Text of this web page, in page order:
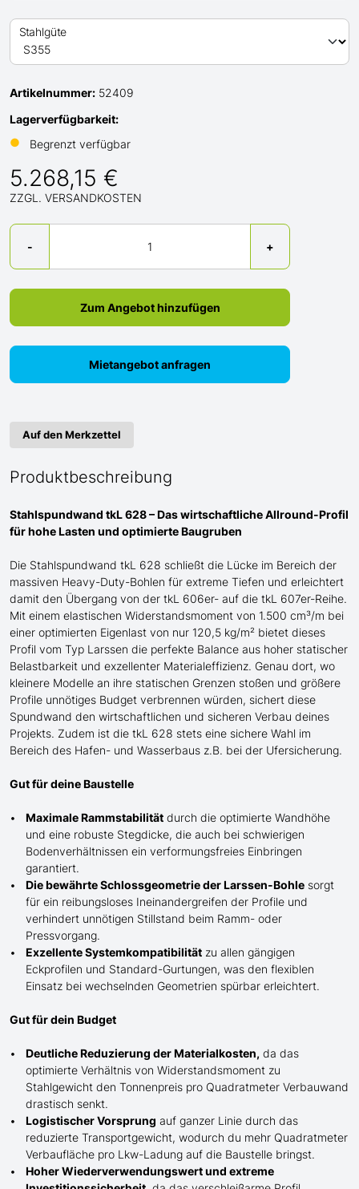
Stahlgüte
Artikelnummer: 52409
Lagerverfügbarkeit:
●
Begrenzt verfügbar
5.268,15 €
ZZGL. VERSANDKOSTEN
-
Menge
+
Zum Angebot hinzufügen
Mietangebot anfragen
Auf den Merkzettel
Produktbeschreibung
Stahlspundwand tkL 628 – Das wirtschaftliche Allround-Profil
fürhoheLasten und optimierte Baugruben
Die Stahlspundwand tkL 628 schließt die Lücke im Bereich der
massiven Heavy-Duty-Bohlen für extreme Tiefen und erleichtert
damit den Übergang von der tkL 606er- auf die tkL 607er-Reihe.
Mit einem elastischen Widerstandsmoment von 1.500 cm³/m bei
einer optimierten Eigenlast von nur 120,5 kg/m² bietet dieses
Profil vom Typ Larssen die perfekte Balance aus hoher statischer
Belastbarkeit und exzellenter Materialeffizienz. Genau dort, wo
kleinere Modelle an ihre statischen Grenzen stoßen und größere
Profile unnötiges Budget verbrennen würden, sichert diese
Spundwand den wirtschaftlichen und sicheren Verbau deines
Projekts. Zudem ist die tkL 628 stets eine sichere Wahl im
Bereich des Hafen- und Wasserbaus z.B. bei der Ufersicherung.
Gut für deine Baustelle
Maximale Rammstabilität durch die optimierte Wandhöhe
und eine robuste Stegdicke, die auch bei schwierigen
Bodenverhältnissen ein verformungsfreies Einbringen
garantiert.
Die bewährte Schlossgeometrie der Larssen-Bohle sorgt
für ein reibungsloses Ineinandergreifen der Profile und
verhindert unnötigen Stillstand beim Ramm- oder
Pressvorgang.
Exzellente Systemkompatibilität zu allen gängigen
Eckprofilen und Standard-Gurtungen, was den flexiblen
Einsatz bei wechselnden Geometrien spürbar erleichtert.
Gut für dein Budget
Deutliche Reduzierung der Materialkosten, da das
optimierte Verhältnis von Widerstandsmoment zu
Stahlgewicht den Tonnenpreis pro Quadratmeter Verbauwand
drastisch senkt.
Logistischer Vorsprung auf ganzer Linie durch das
reduzierte Transportgewicht, wodurch du mehr Quadratmeter
Verbaufläche pro Lkw-Ladung auf die Baustelle bringst.
Hoher Wiederverwendungswert und extreme